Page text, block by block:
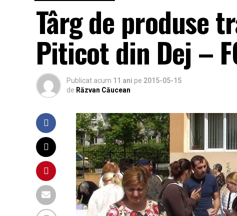
Târg de produse
Piticot din Dej –
Publicat acum 11 ani pe 2015-05-15
de Răzvan Căucean